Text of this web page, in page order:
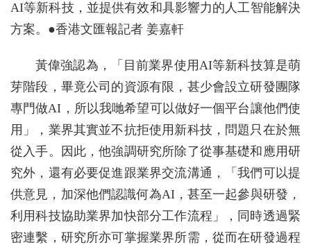
AI等新科技，並提供有效和具影響力的人工智能解決
方案。●香港文匯報記者 姜嘉軒
黃偉強認為，「目前業界使用AI等新科技算是萌
芽階段，畢竟公司的資源有限，甚少會設立研發團隊
專門做AI，所以我哋希望可以做好一個平台讓他們使
用」，業界其實並不抗拒使用新科技，問題只在於無
從入手。因此，他強調研究所除了從事基礎和應用研
究外，還有必要促進跟業界交流溝通，「我們可以提
供意見，加深他們認識何為AI，甚至一起參與研發，
利用科技協助業界加快部分工作流程」，同時透過緊
密連繫，研究所亦可掌握業界所需，從而在研發過程